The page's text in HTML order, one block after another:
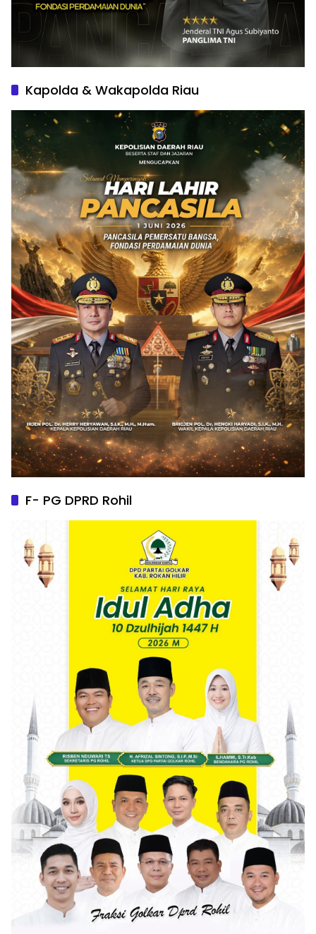
Kapolda & Wakapolda Riau
F- PG DPRD Rohil